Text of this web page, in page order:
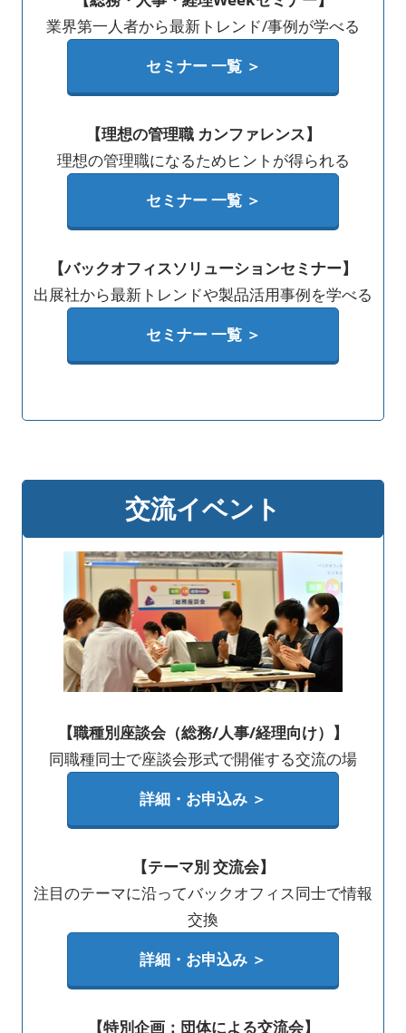
業界第一人者から最新トレンド/事例が学べる
セミナー 一覧 ＞
【理想の管理職 カンファレンス】
理想の管理職になるためヒントが得られる
セミナー 一覧 ＞
【バックオフィスソリューションセミナー】
出展社から最新トレンドや製品活用事例を学べる
セミナー 一覧 ＞
交流イベント
【職種別座談会（総務/人事/経理向け）】
同職種同士で座談会形式で開催する交流の場
詳細・お申込み ＞
【テーマ別 交流会】
注目のテーマに沿ってバックオフィス同士で情報
交換
詳細・お申込み ＞
【特別企画：団体による交流会】